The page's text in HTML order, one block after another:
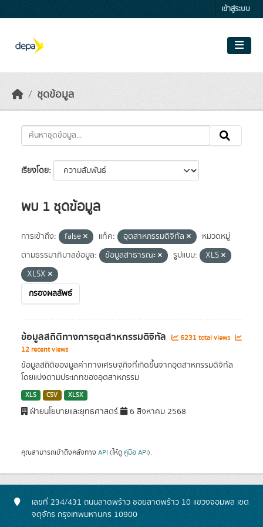
เข้าสู่ระบบ
ชุดข้อมูล
เรียงโดย
พบ 1 ชุดข้อมูล
การเข้าถึง: false แท็ค: อุตสาหกรรมดิจิทัล
หมวดหมู่
ตามธรรมาภิบาลข้อมูล:
ข้อมูลสาธารณะ รูปแบบ:
XLS
XLSX
กรองผลลัพธ์
ข้อมูลสถิติทางการอุตสาหกรรมดิจิทัล
6231 total views
12 recent views
ข้อมูลสถิติของมูลค่าทางเศรษฐกิจที่เกิดขึ้นจากอุตสาหกรรมดิจิทัล
โดยแบ่งตามประเภทของอุตสาหกรรม
XLS CSV XLSX
ฝ่ายนโยบายและยุทธศาสตร์ 6 สิงหาคม 2568
คุณสามารถเข้าถึงคลังทาง API (ให้ดู คู่มือ API).
เลขที่ 234/431 ถนนลาดพร้าว ซอยลาดพร้าว 10 แขวงจอมพล เขต
จตุจักร กรุงเทพมหานคร 10900